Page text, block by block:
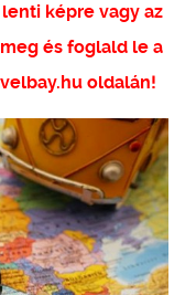
képre vagy az
és foglald le a
oldalán!